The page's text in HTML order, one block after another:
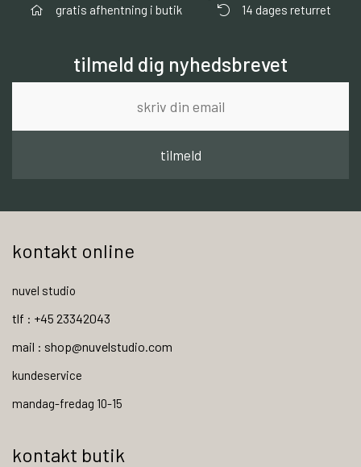
gratis afhentning i butik
14 dages returret
tilmeld dig nyhedsbrevet
tilmeld
kontakt online
nuvel studio
tlf : +45 23342043
mail : shop@nuvelstudio.com
kundeservice
mandag-fredag 10-15
kontakt butik